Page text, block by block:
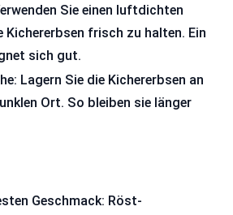
Sie einen luftdichten
Kichererbsen frisch zu halten. Ein
sich gut.
Lagern Sie die Kichererbsen an
Ort. So bleiben sie länger
Geschmack: Röst-